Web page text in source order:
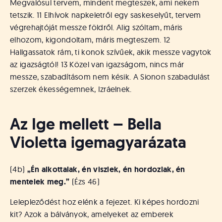
Megvalósul tervem, mindent megteszek, ami nekem
tetszik. 11 Elhívok napkeletről egy saskeselyűt, tervem
végrehajtóját messze földről. Alig szóltam, máris
elhozom, kigondoltam, máris megteszem. 12
Hallgassatok rám, ti konok szívűek, akik messze vagytok
az igazságtól! 13 Közel van igazságom, nincs már
messze, szabadításom nem késik. A Sionon szabadulást
szerzek ékességemnek, Izráelnek.
Az Ige mellett – Bella
Violetta igemagyarázata
(4b) „Én alkottalak, én viszlek, én hordozlak, én
mentelek meg.” (Ézs 46)
Lelepleződést hoz elénk a fejezet. Ki képes hordozni
kit? Azok a bálványok, amelyeket az emberek